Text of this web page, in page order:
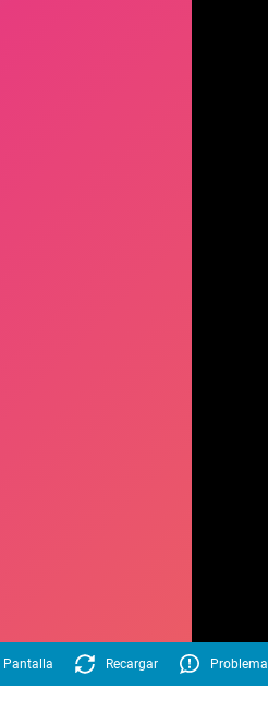
Pantalla Recargar Problema